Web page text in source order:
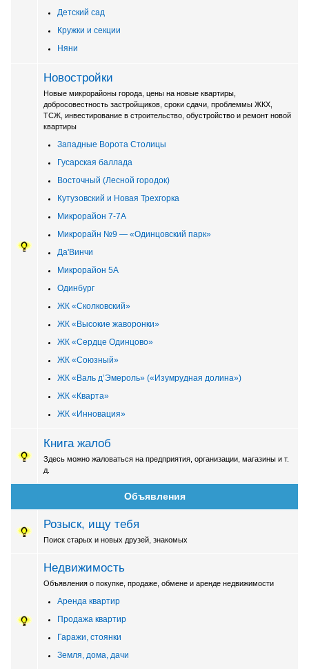
Детский сад
Кружки и секции
Няни
Новостройки
Новые микрорайоны города, цены на новые квартиры,
добросовестность застройщиков, сроки сдачи, проблеммы ЖКХ,
ТСЖ, инвестирование в строительство, обустройство и ремонт новой
квартиры
Западные Ворота Столицы
Гусарская баллада
Восточный (Лесной городок)
Кутузовский и Новая Трехгорка
Микрорайон 7-7А
Микрорайн №9 — «Одинцовский парк»
Да'Винчи
Микрорайон 5А
Одинбург
ЖК «Сколковский»
ЖК «Высокие жаворонки»
ЖК «Сердце Одинцово»
ЖК «Союзный»
ЖК «Валь д’Эмероль» («Изумрудная долина»)
ЖК «Кварта»
ЖК «Инновация»
Книга жалоб
Здесь можно жаловаться на предприятия, организации, магазины и т.
д.
Объявления
Розыск, ищу тебя
Поиск старых и новых друзей, знакомых
Недвижимость
Объявления о покупке, продаже, обмене и аренде недвижимости
Аренда квартир
Продажа квартир
Гаражи, стоянки
Земля, дома, дачи